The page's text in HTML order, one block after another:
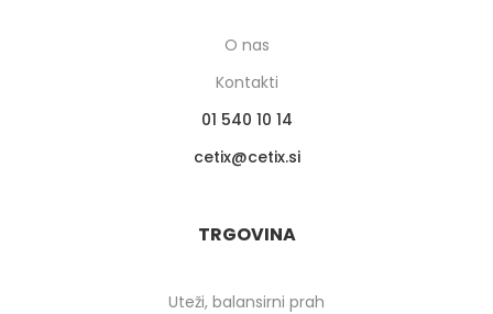
O nas
Kontakti
01 540 10 14
cetix
cetix.si
TRGOVINA
Uteži, balansirni prah